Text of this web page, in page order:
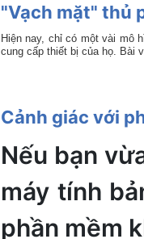
"Vạch mặt" thủ
Hiện nay, chỉ có một vài mô
cung cấp thiết bị của họ. Bài
Cảnh giác với
Nếu bạn
máy tính
phần mềm